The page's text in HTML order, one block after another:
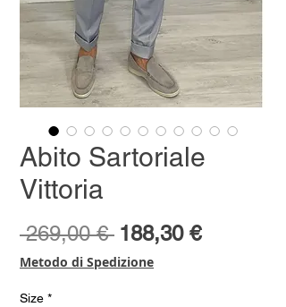
Abito Sartoriale
Vittoria
269,00 € Prezzo
regolare
188,30 €Prezzo
Metodo di Spedizione
Size *